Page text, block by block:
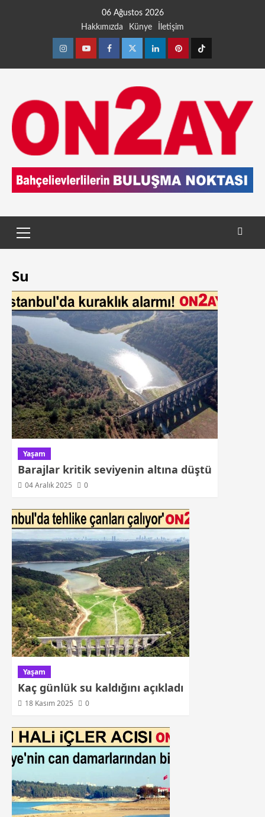
06 Ağustos 2026
Hakkımızda
Künye İletişim
Su
Yaşam
Barajlar kritik seviyenin altına düştü
04 Aralık 2025 0
Yaşam
Kaç günlük su kaldığını açıkladı
18 Kasım 2025 0